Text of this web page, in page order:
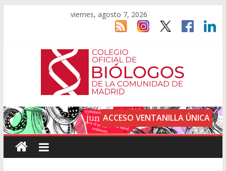
viernes, agosto 7, 2026
ACCESO VENTANILLA ÚNICA